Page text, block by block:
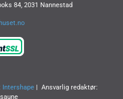
84, 2031 Nannestad
Intershape | Ansvarlig redaktør: